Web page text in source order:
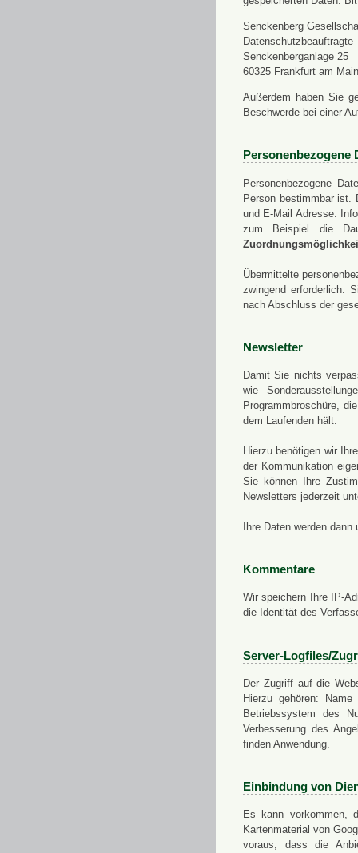
Senckenberg
Datenschutzbeauftragte
Senckenberganlage 25
60325 Frankfurt am Main
Außerdem haben Sie
Beschwerde bei einer
Personenbezogene
Personenbezogene
Person bestimmbar ist.
und E-Mail Adresse.
zum Beispiel die
Übermittelte
zwingend erforderlich.
nach Abschluss der
Newsletter
Damit Sie nichts
wie
Programmbroschüre,
dem Laufenden hält.
Hierzu benötigen wir
der Kommunikation
Sie können Ihre
Newsletters jederzeit
Ihre Daten werden
Kommentare
Wir speichern Ihre IP-
die Identität des
Server-Logfiles/
Der Zugriff auf die
Hierzu gehören:
Betriebssystem des
Verbesserung des
finden Anwendung.
Einbindung von
Es kann vorkommen,
Kartenmaterial von
voraus, dass die